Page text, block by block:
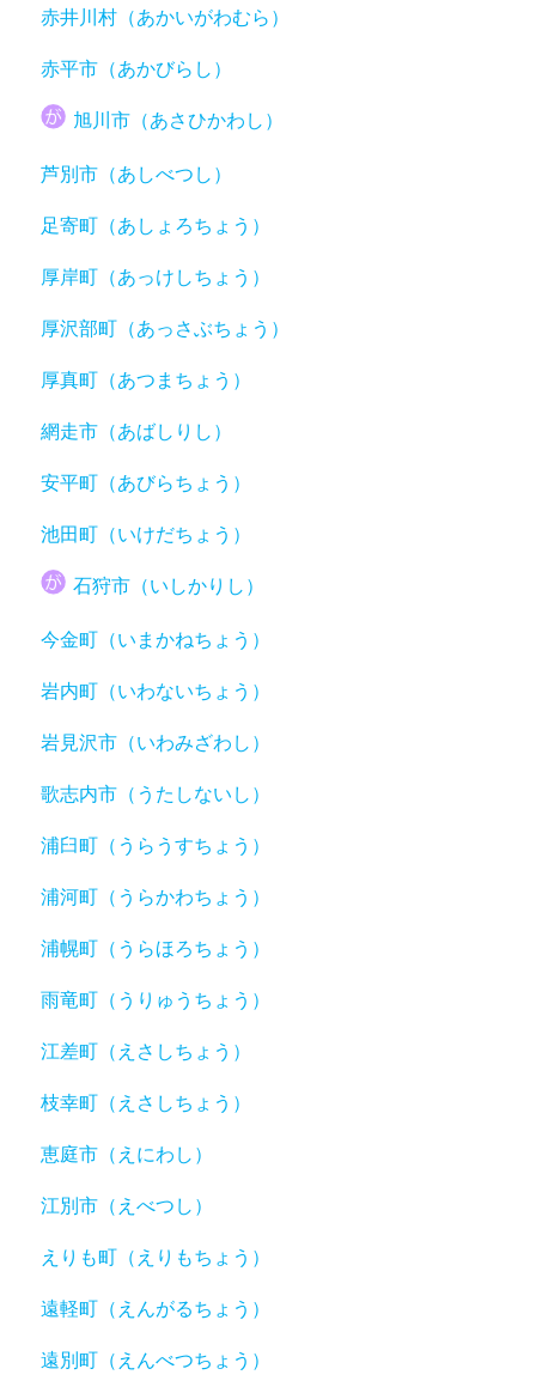
赤井川村（あかいがわむら）
赤平市（あかびらし）
旭川市（あさひかわし）
芦別市（あしべつし）
足寄町（あしょろちょう）
厚岸町（あっけしちょう）
厚沢部町（あっさぶちょう）
厚真町（あつまちょう）
網走市（あばしりし）
安平町（あびらちょう）
池田町（いけだちょう）
石狩市（いしかりし）
今金町（いまかねちょう）
岩内町（いわないちょう）
岩見沢市（いわみざわし）
歌志内市（うたしないし）
浦臼町（うらうすちょう）
浦河町（うらかわちょう）
浦幌町（うらほろちょう）
雨竜町（うりゅうちょう）
江差町（えさしちょう）
枝幸町（えさしちょう）
恵庭市（えにわし）
江別市（えべつし）
えりも町（えりもちょう）
遠軽町（えんがるちょう）
遠別町（えんべつちょう）